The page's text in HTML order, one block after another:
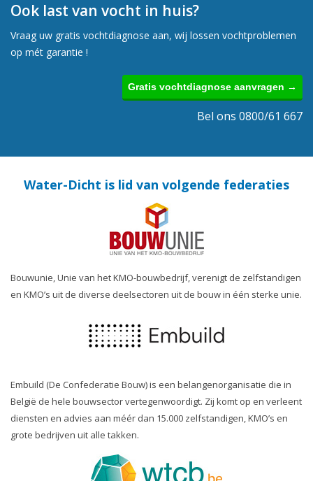
Ook last van vocht in huis?
Vraag uw gratis vochtdiagnose aan, wij lossen vochtproblemen
op mét garantie !
Gratis vochtdiagnose aanvragen →
Bel ons 0800/61 667
Water-Dicht is lid van volgende federaties
Bouwunie, Unie van het KMO-bouwbedrijf, verenigt de zelfstandigen
en KMO’s uit de diverse deelsectoren uit de bouw in één sterke unie.
Embuild (De Confederatie Bouw) is een belangenorganisatie die in
België de hele bouwsector vertegenwoordigt. Zij komt op en verleent
diensten en advies aan méér dan 15.000 zelfstandigen, KMO’s en
grote bedrijven uit alle takken.